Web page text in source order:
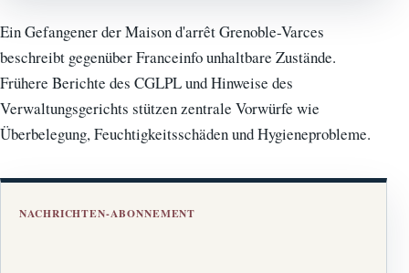
Ein Gefangener der Maison d'arrêt Grenoble-Varces
beschreibt gegenüber Franceinfo unhaltbare Zustände.
Frühere Berichte des CGLPL und Hinweise des
Verwaltungsgerichts stützen zentrale Vorwürfe wie
Überbelegung, Feuchtigkeitsschäden und Hygieneprobleme.
NACHRICHTEN-ABONNEMENT